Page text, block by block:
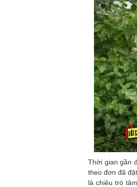
Thời gian gần
theo đơn đã
là chiêu trò